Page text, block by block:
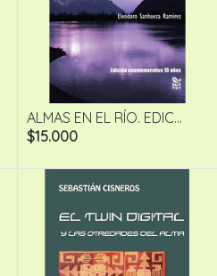
ALMAS EN EL RÍO. EDIC...
$15.000